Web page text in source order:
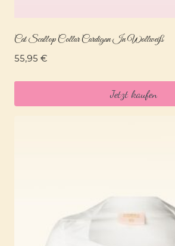
Cat Scallop Collar Cardigan In Wollweiß
55,95 €
Jetzt kaufen